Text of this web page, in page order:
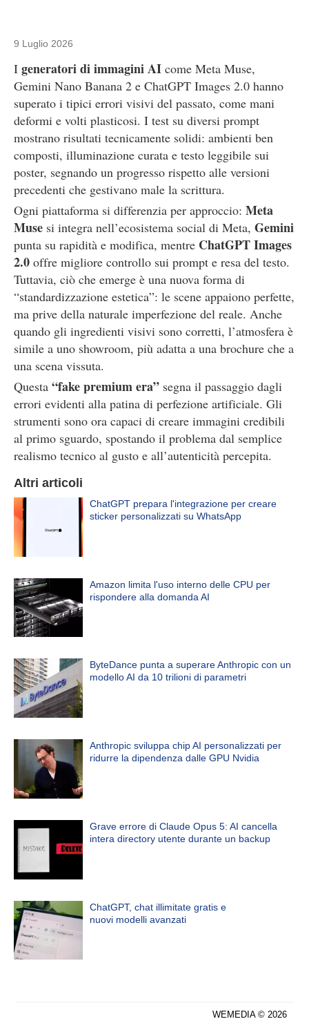
9 Luglio 2026
I generatori di immagini AI come Meta Muse,
Gemini Nano Banana 2 e ChatGPT Images 2.0 hanno
superato i tipici errori visivi del passato, come mani
deformi e volti plasticosi. I test su diversi prompt
mostrano risultati tecnicamente solidi: ambienti ben
composti, illuminazione curata e testo leggibile sui
poster, segnando un progresso rispetto alle versioni
precedenti che gestivano male la scrittura.
Ogni piattaforma si differenzia per approccio: Meta
Muse si integra nell’ecosistema social di Meta, Gemini
punta su rapidità e modifica, mentre ChatGPT Images
2.0 offre migliore controllo sui prompt e resa del testo.
Tuttavia, ciò che emerge è una nuova forma di
“standardizzazione estetica”: le scene appaiono perfette,
ma prive della naturale imperfezione del reale. Anche
quando gli ingredienti visivi sono corretti, l’atmosfera è
simile a uno showroom, più adatta a una brochure che a
una scena vissuta.
Questa “fake premium era” segna il passaggio dagli
errori evidenti alla patina di perfezione artificiale. Gli
strumenti sono ora capaci di creare immagini credibili
al primo sguardo, spostando il problema dal semplice
realismo tecnico al gusto e all’autenticità percepita.
Altri articoli
ChatGPT prepara l'integrazione per creare
sticker personalizzati su WhatsApp
Amazon limita l'uso interno delle CPU per
rispondere alla domanda AI
ByteDance punta a superare Anthropic con un
modello AI da 10 trilioni di parametri
Anthropic sviluppa chip AI personalizzati per
ridurre la dipendenza dalle GPU Nvidia
Grave errore di Claude Opus 5: AI cancella
intera directory utente durante un backup
ChatGPT, chat illimitate gratis e
nuovi modelli avanzati
WEMEDIA © 2026